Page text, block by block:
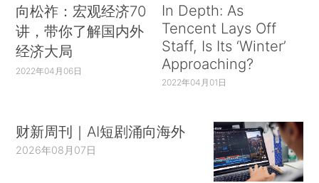
向松祚：宏观经济70
讲，带你了解国内外
经济大局
2022年04月06日
In Depth: As
Tencent Lays Off
Staff, Is Its ‘Winter’
Approaching?
2022年04月01日
财新周刊｜AI短剧涌向海外
2026年08月07日